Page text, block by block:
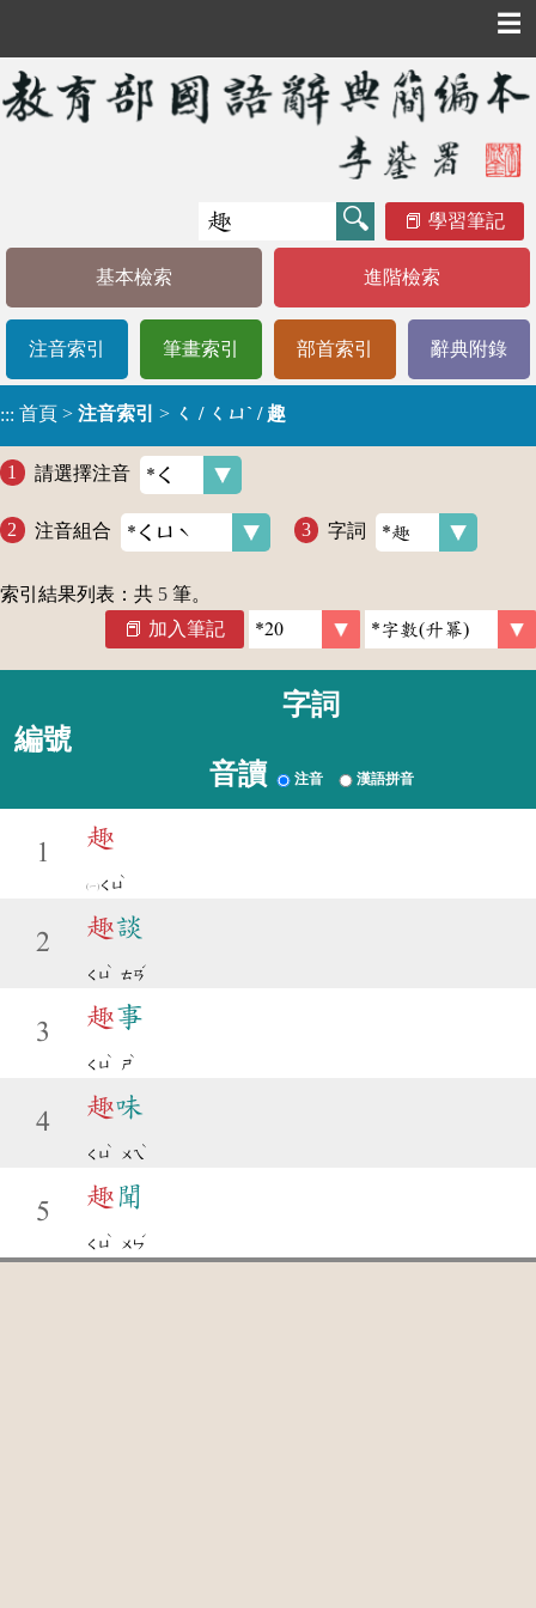
☰
學習筆記
基本檢索 進階檢索
注音索引 筆畫索引 部首索引 辭典附錄
::: 首頁 > 注音索引 > ㄑ / ㄑㄩˋ / 趣
請選擇注音
注音組合 字詞
索引結果列表：共 5 筆。
加入筆記
編號
字詞
音讀 注音 漢語拼音
1
趣
ㄑㄩ
ˋ
2
趣談
ㄑㄩ
ˋ
ㄊㄢ
ˊ
3
趣事
ㄑㄩ
ˋ
ㄕ
ˋ
4
趣味
ㄑㄩ
ˋ
ㄨㄟ
ˋ
5
趣 聞
ㄑㄩ
ˋ
ㄨㄣ
ˊ